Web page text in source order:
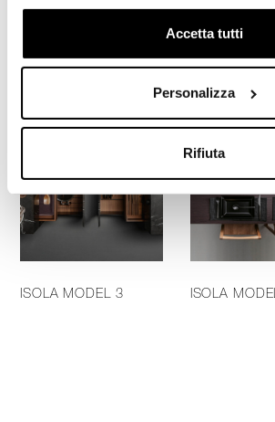
Accetta tutti
Personalizza
Rifiuta
Cucine modulari
ISOLA MODEL 3 ISOLA